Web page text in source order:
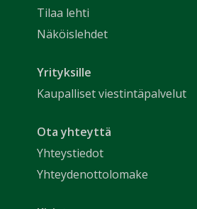
Tilaa lehti
Näköislehdet
Yrityksille
Kaupalliset viestintäpalvelut
Ota yhteyttä
Yhteystiedot
Yhteydenottolomake